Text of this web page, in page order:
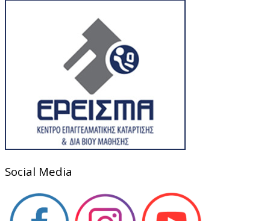
Social Media